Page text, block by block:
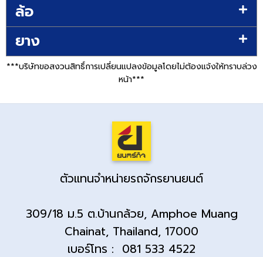
ล้อ
ยาง
***บริษัทขอสงวนสิทธิ์การเปลี่ยนแปลงข้อมูลโดยไม่ต้องแจ้งให้ทราบล่วง
หน้า***
ตัวแทนจำหน่ายรถจักรยานยนต์
309/18 ม.5 ต.บ้านกล้วย, Amphoe Muang
Chainat, Thailand, 17000
เบอร์โทร : 081 533 4522